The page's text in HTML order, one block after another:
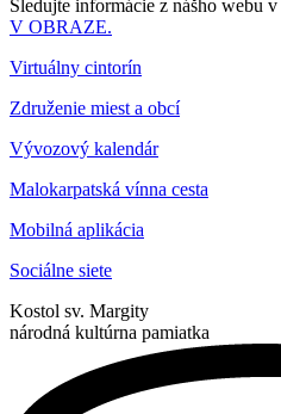
Sledujte informácie z nášho webu v
V OBRAZE.
Virtuálny cintorín
Združenie miest a obcí
Vývozový kalendár
Malokarpatská vínna cesta
Mobilná aplikácia
Sociálne siete
Kostol sv. Margity
národná kultúrna pamiatka